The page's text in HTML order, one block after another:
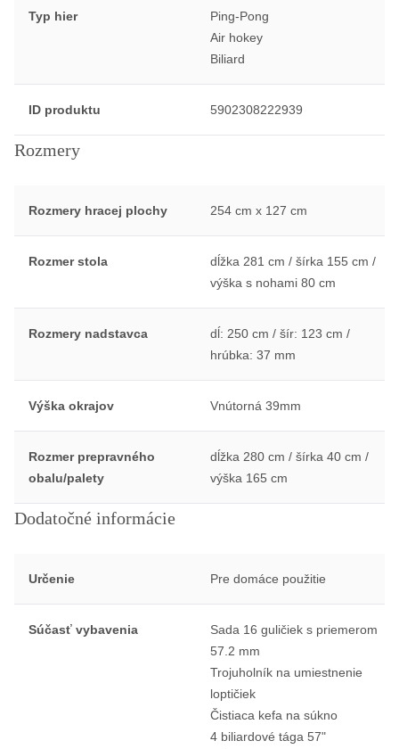
Typ hier
Ping-Pong
Air hokey
Biliard
ID produktu 5902308222939
Rozmery
Rozmery hracej plochy 254 cm x 127 cm
Rozmer stola
dĺžka 281 cm / šírka 155 cm /
výška s nohami 80 cm
Rozmery nadstavca
dĺ: 250 cm / šír: 123 cm /
hrúbka: 37 mm
Výška okrajov Vnútorná 39mm
Rozmer prepravného
obalu/palety
dĺžka 280 cm / šírka 40 cm /
výška 165 cm
Dodatočné informácie
Určenie Pre domáce použitie
Súčasť vybavenia
Sada 16 guličiek s priemerom
57.2 mm
Trojuholník na umiestnenie
loptičiek
Čistiaca kefa na súkno
4 biliardové tága 57"